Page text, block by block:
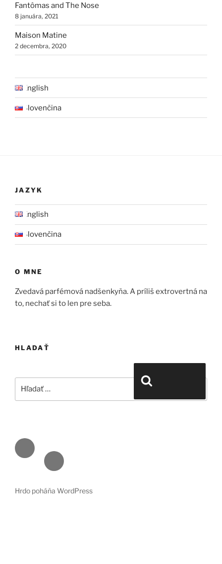
Fantômas and The Nose
8 januára, 2021
Maison Matine
2 decembra, 2020
English
Slovenčina
JAZYK
English
Slovenčina
O MNE
Zvedavá parfémová nadšenkyňa. A príliš extrovertná na
to, nechať si to len pre seba.
HLADAŤ
Face
book
Emai
l
Hrdo poháňa WordPress